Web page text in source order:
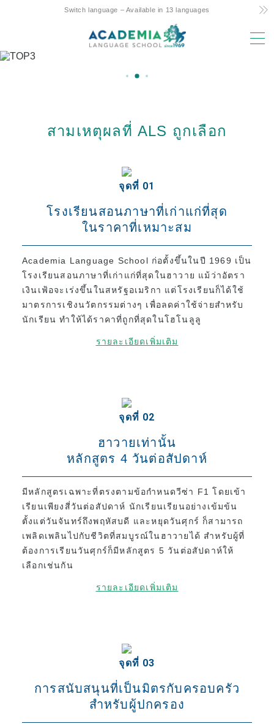
Switch language – Available in 13 languages
หลักสูตรสัปดาห์ 4 วันเพียงแห่งเดียวของฮาวาย
ทำเลทองและสิ่งอำนวยความสะดวก
สนุก! Aloha Student Life
ความก้าวหน้าสู่มหาวิทยาลัย
ข้อความรับรอง
ภาพรวมของโปรแกรม
ระดับเริ่มต้น
การเตรียมตัวสอบ TOEIC และ TOEFL
ค่าธรรมเนียม
ค่าเล่าเรียนสำหรับนักศึกษาใหม่ที่มีวีซ่า F-1
ค่าเล่าเรียนสำหรับผู้ถือวีซ่าที่ไม่ใช่นักเรียน
(ESTA, e-Visa ฯลฯ)
ค่าเล่าเรียนสำหรับ Kama’aina (พลเมืองสหรัฐฯ
หรือผู้ถือกรีนการ์ด)
ถือวีซ่านักเรียน (วีซ่า F-1)
ขั้นตอนการสมัคร
สามเหตุผลที่ ALS ถูกเลือก
จุดที่ 01
โรงเรียนสอนภาษาที่เก่าแก่ที่สุด
ในราคาที่เหมาะสม
Academia Language School ก่อตั้งขึ้นในปี 1969 เป็น
โรงเรียนสอนภาษาที่เก่าแก่ที่สุดในฮาวาย แม้ว่าอัตรา
เงินเฟ้อจะเร่งขึ้นในสหรัฐอเมริกา แต่โรงเรียนก็ได้ใช้
มาตรการเชิงนวัตกรรมต่างๆ เพื่อลดค่าใช้จ่ายสำหรับ
นักเรียน ทำให้ได้ราคาที่ถูกที่สุดในโฮโนลูลู
รายละเอียดเพิ่มเติม
จุดที่ 02
ฮาวายเท่านั้น
หลักสูตร 4 วันต่อสัปดาห์
มีหลักสูตรเฉพาะที่ตรงตามข้อกำหนดวีซ่า F1 โดยเข้า
เรียนเพียงสี่วันต่อสัปดาห์ นักเรียนเรียนอย่างเข้มข้น
ตั้งแต่วันจันทร์ถึงพฤหัสบดี และหยุดวันศุกร์ ก็สามารถ
เพลิดเพลินไปกับชีวิตที่สมบูรณ์ในฮาวายได้ สำหรับผู้ที่
ต้องการเรียนวันศุกร์ก็มีหลักสูตร 5 วันต่อสัปดาห์ให้
เลือกเช่นกัน
รายละเอียดเพิ่มเติม
จุดที่ 03
การสนับสนุนที่เป็นมิตรกับครอบครัว
สำหรับผู้ปกครอง